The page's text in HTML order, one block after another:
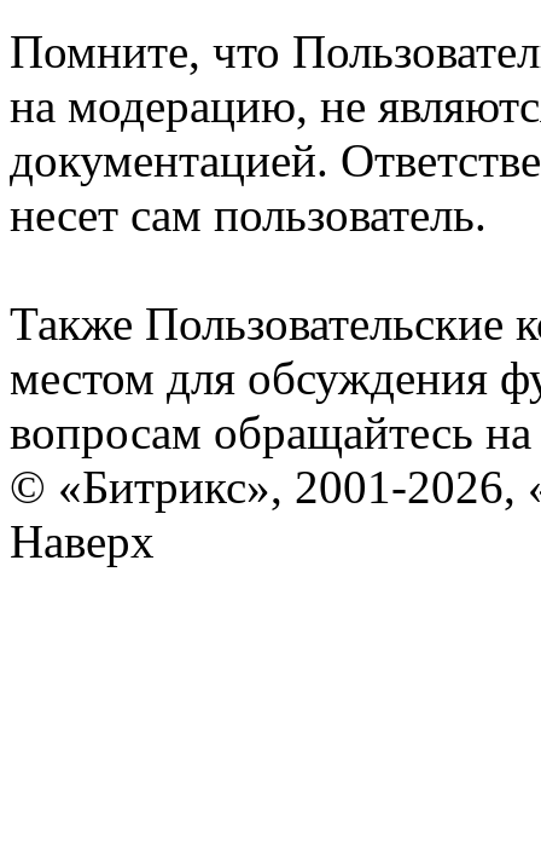
Помните, что
на модерацию, не
документацией.
несет сам пользователь.
Также Пользовательские
местом для обсуждения
вопросам обращайтесь
© «Битрикс», 2001-2026,
Наверх